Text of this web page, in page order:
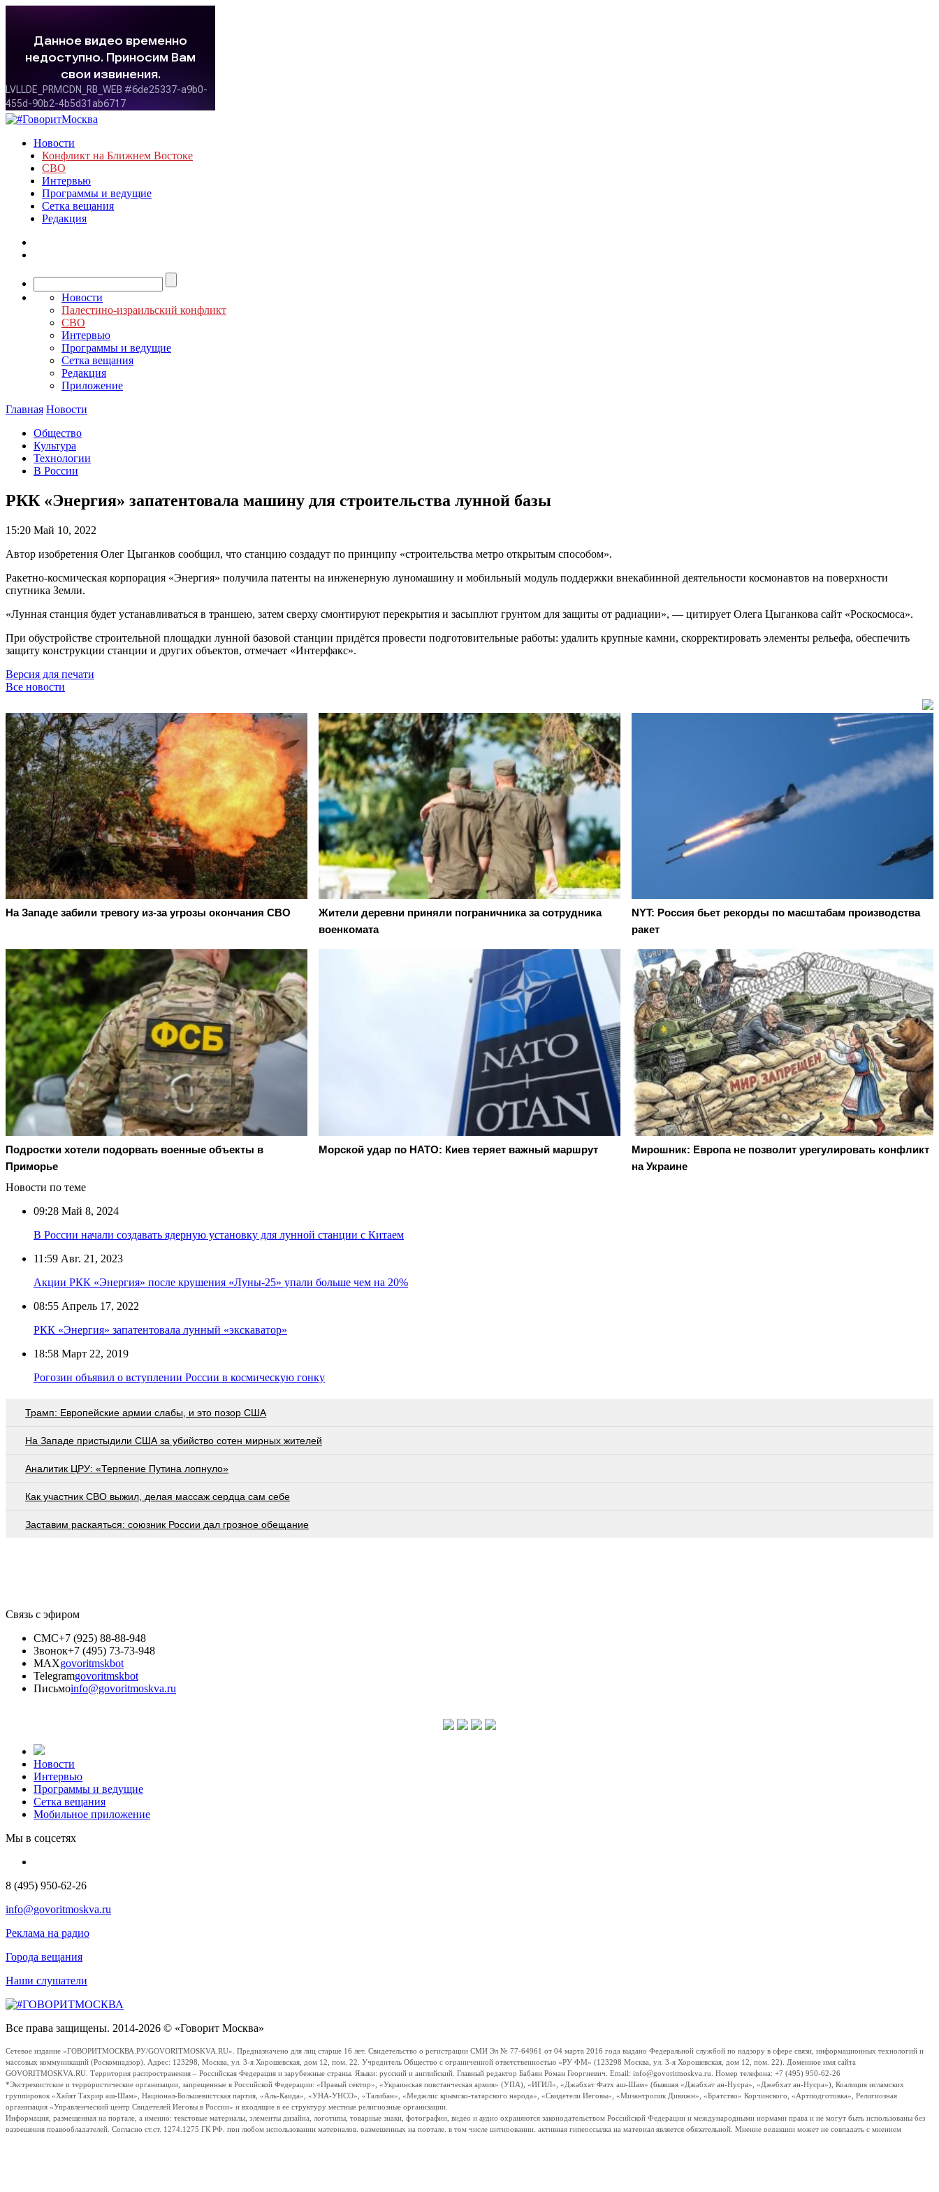
Новости
Конфликт на Ближнем Востоке
СВО
Интервью
Программы и ведущие
Сетка вещания
Редакция
Новости
Палестино-израильский конфликт
СВО
Интервью
Программы и ведущие
Сетка вещания
Редакция
Приложение
Главная Новости
Общество
Культура
Технологии
В России
РКК «Энергия» запатентовала машину для строительства лунной базы
15:20 Май 10, 2022
Автор изобретения Олег Цыганков сообщил, что станцию создадут по принципу «строительства метро открытым способом».
Ракетно-космическая корпорация «Энергия» получила патенты на инженерную луномашину и мобильный модуль поддержки внекабинной деятельности космонавтов на поверхности
спутника Земли.
«Лунная станция будет устанавливаться в траншею, затем сверху смонтируют перекрытия и засыплют грунтом для защиты от радиации», — цитирует Олега Цыганкова сайт «Роскосмоса».
При обустройстве строительной площадки лунной базовой станции придётся провести подготовительные работы: удалить крупные камни, скорректировать элементы рельефа, обеспечить
защиту конструкции станции и других объектов, отмечает «Интерфакс».
Версия для печати
Все новости
На Западе забили тревогу из-за угрозы окончания СВО
Жители деревни приняли пограничника за сотрудника
военкомата
NYT: Россия бьет рекорды по масштабам производства
ракет
Подростки хотели подорвать военные объекты в
Приморье
Морской удар по НАТО: Киев теряет важный маршрут
Мирошник: Европа не позволит урегулировать конфликт
на Украине
Новости по теме
09:28 Май 8, 2024
В России начали создавать ядерную установку для лунной станции с Китаем
11:59 Авг. 21, 2023
Акции РКК «Энергия» после крушения «Луны-25» упали больше чем на 20%
08:55 Апрель 17, 2022
РКК «Энергия» запатентовала лунный «экскаватор»
18:58 Март 22, 2019
Рогозин объявил о вступлении России в космическую гонку
Трамп: Европейские армии слабы, и это позор США
На Западе пристыдили США за убийство сотен мирных жителей
Аналитик ЦРУ: «Терпение Путина лопнуло»
Как участник СВО выжил, делая массаж сердца сам себе
Заставим раскаяться: союзник России дал грозное обещание
Связь с эфиром
СМС+7 (925) 88-88-948
Звонок+7 (495) 73-73-948
MAXgovoritmskbot
Telegramgovoritmskbot
Письмоinfo@govoritmoskva.ru
Новости
Интервью
Программы и ведущие
Сетка вещания
Мобильное приложение
Мы в соцсетях
8 (495) 950-62-26
info@govoritmoskva.ru
Реклама на радио
Города вещания
Наши слушатели
Все права защищены. 2014-2026 © «Говорит Москва»
Сетевое издание «ГОВОРИТМОСКВА.РУ/GOVORITMOSKVA.RU». Предназначено для лиц старше 16 лет. Свидетельство о регистрации СМИ Эл № 77-64961 от 04 марта 2016 года выдано Федеральной службой по надзору в сфере связи, информационных технологий и
массовых коммуникаций (Роскомнадзор). Адрес: 123298, Москва, ул. 3-я Хорошевская, дом 12, пом. 22. Учредитель Общество с ограниченной ответственностью «РУ ФМ» (123298 Москва, ул. 3-я Хорошевская, дом 12, пом. 22). Доменное имя сайта
GOVORITMOSKVA.RU. Территория распространения – Российская Федерация и зарубежные страны. Языки: русский и английский. Главный редактор Бабаян Роман Георгиевич. Email: info@govoritmoskva.ru. Номер телефона: +7 (495) 950-62-26
*Экстремистские и террористические организации, запрещенные в Российской Федерации: «Правый сектор», «Украинская повстанческая армия» (УПА), «ИГИЛ», «Джабхат Фатх аш-Шам» (бывшая «Джабхат ан-Нусра», «Джебхат ан-Нусра»), Коалиция исламских
группировок «Хайят Тахрир аш-Шам», Национал-Большевистская партия, «Аль-Каида», «УНА-УНСО», «Талибан», «Меджлис крымско-татарского народа», «Свидетели Иеговы», «Мизантропик Дивижн», «Братство» Корчинского, «Артподготовка», Религиозная
организация «Управленческий центр Свидетелей Иеговы в России» и входящие в ее структуру местные религиозные организации.
Информация, размещенная на портале, а именно: текстовые материалы, элементы дизайна, логотипы, товарные знаки, фотографии, видео и аудио охраняются законодательством Российской Федерации и международными нормами права и не могут быть использованы без
разрешения правообладателей. Согласно ст.ст. 1274,1275 ГК РФ, при любом использовании материалов, размещенных на портале, в том числе цитировании, активная гиперссылка на материал является обязательной. Мнение редакции может не совпадать с мнением